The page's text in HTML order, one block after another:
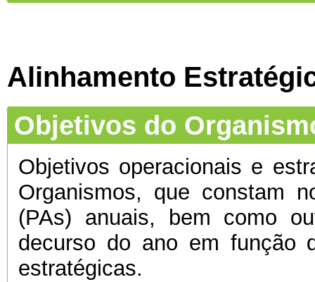
Alinhamento
Objetivos do
Objetivos operacionais e
Organismos, que constam
(PAs) anuais, bem como
decurso do ano em função
estratégicas.